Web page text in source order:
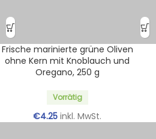
Frische marinierte grüne Oliven
ohne Kern mit Knoblauch und
Oregano, 250 g
Vorrätig
€4.25 inkl. MwSt.